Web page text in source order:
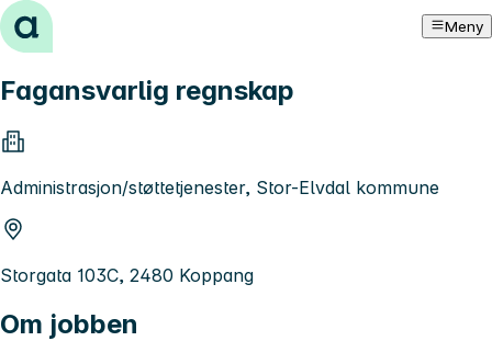
Hopp til innhold Meny
Fagansvarlig regnskap
Administrasjon/støttetjenester, Stor-Elvdal kommune
Storgata 103C, 2480 Koppang
Om jobben